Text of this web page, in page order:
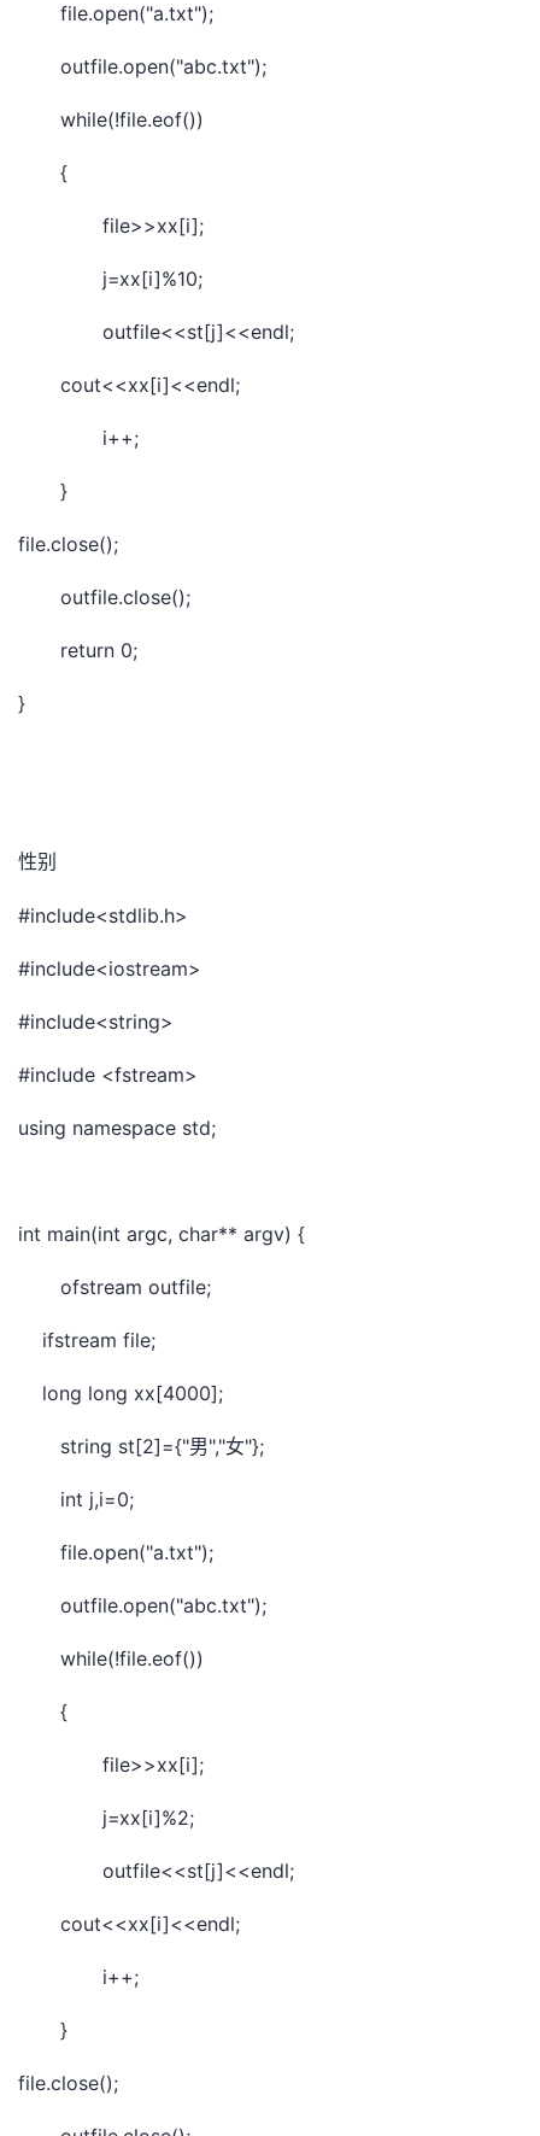
file.open("a.txt");
outfile.open("abc.txt");
while(!file.eof())
{
file>>xx[i];
j=xx[i]%10;
outfile<<st[j]<<endl;
cout<<xx[i]<<endl;
i++;
}
file.close();
outfile.close();
return 0;
}
性别
#include<stdlib.h>
#include<iostream>
#include<string>
#include <fstream>
using namespace std;
int main(int argc, char** argv) {
ofstream outfile;
ifstream file;
long long xx[4000];
string st[2]={"男","女"};
int j,i=0;
file.open("a.txt");
outfile.open("abc.txt");
while(!file.eof())
{
file>>xx[i];
j=xx[i]%2;
outfile<<st[j]<<endl;
cout<<xx[i]<<endl;
i++;
}
file.close();